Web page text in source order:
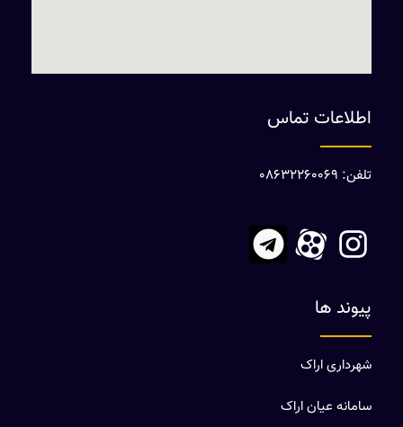
اطلاعات تماس
تلفن: 08632260069
پیوند ها
شهرداری اراک
سامانه عیان اراک